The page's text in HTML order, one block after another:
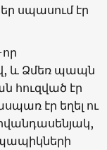
սպասում էր
և Ձմեռ պապն
հուզված էր
էր եղել ու
պապիկների